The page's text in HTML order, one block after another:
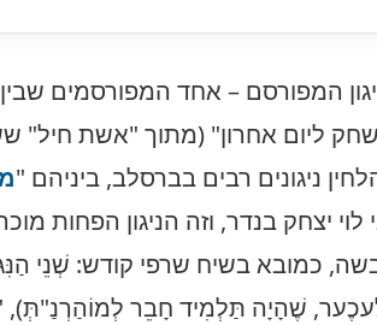
המפורסם – אחד המפורסמים
ליום אחרון" (מתוך "אשת חיל"
ניגונים רבים בברסלב, ביניהם "
לוי יצחק בנדר, וזה הניגון הפחות
כמובא בשיח שרפי קודש: שְׁנֵי
שֶׁהָיָה תַּלְמִיד חָבֵר לְמוֹהַרְנַ"תְּ),